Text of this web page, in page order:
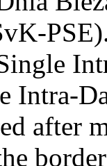
Intra-
after